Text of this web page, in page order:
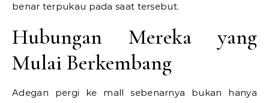
benar terpukau pada saat tersebut.
Hubungan Mereka yang
Mulai Berkembang
Adegan pergi ke mall sebenarnya bukan hanya